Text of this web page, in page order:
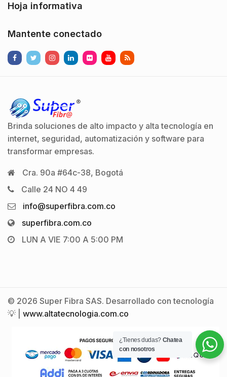
Hoja informativa
Mantente conectado
Brinda soluciones de alto impacto y alta tecnología en
internet, seguridad, automatización y software para
transformar empresas.
Cra. 90a #64c-38, Bogotá
Calle 24 NO 4 49
info@superfibra.com.co
superfibra.com.co
LUN A VIE 7:00 A 5:00 PM
© 2026 Super Fibra SAS. Desarrollado con tecnología
💡 | www.altatecnologia.com.co
¿Tienes dudas? Chatea
con nosotros